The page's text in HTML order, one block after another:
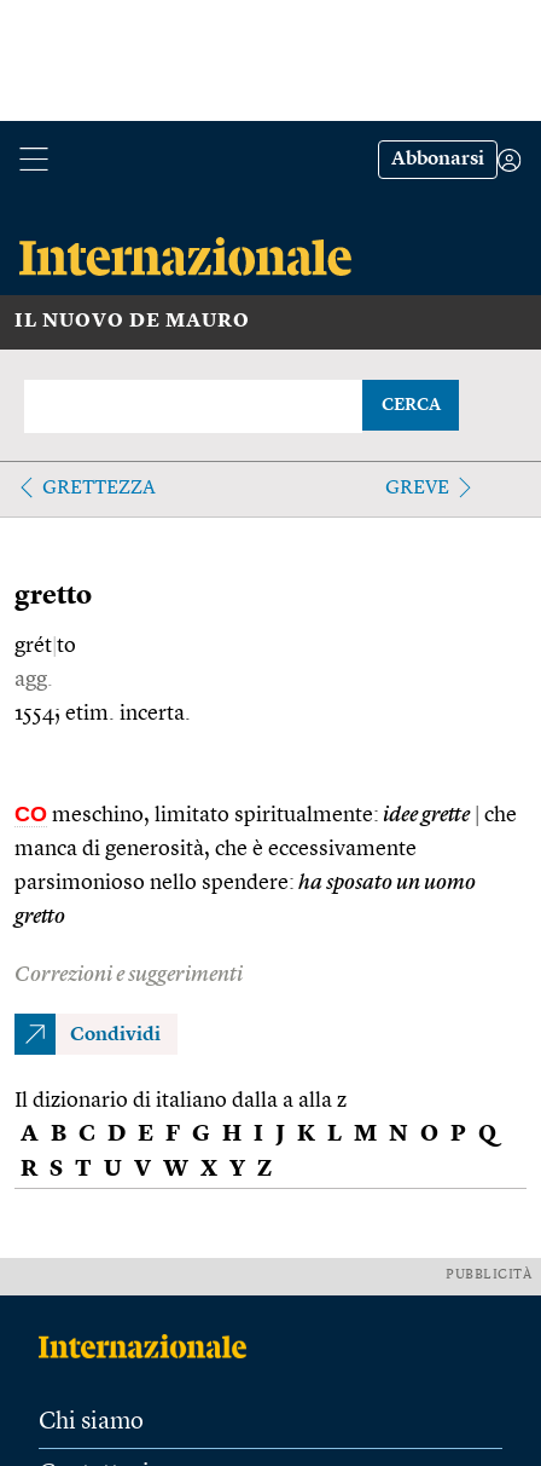
Abbonarsi
IL NUOVO DE MAURO
CERCA
GRETTEZZA GREVE
gretto
grét to
agg.
1554; etim. incerta.
CO meschino, limitato spiritualmente: idee grette
che
manca di generosità, che è eccessivamente
parsimonioso nello spendere: ha sposato un uomo
gretto
Correzioni e suggerimenti
Condividi
Il dizionario di italiano dalla a alla z
A B C D E F G H I J K L M N O P Q
R S T U V W X Y Z
PUBBLICITÀ
Chi siamo